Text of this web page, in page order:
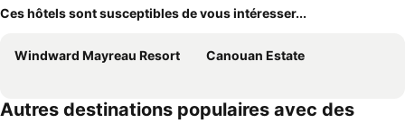
Ces hôtels sont susceptibles de vous intéresser...
Windward Mayreau Resort Canouan Estate
Autres destinations populaires avec des